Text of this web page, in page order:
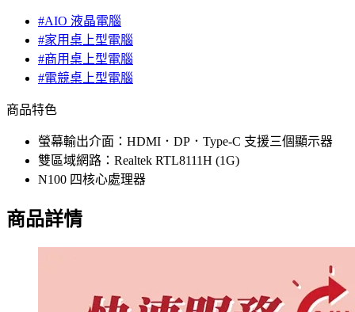
#AIO 液晶電腦
#家用桌上型電腦
#商用桌上型電腦
#電競桌上型電腦
商品特色
螢幕輸出介面：HDMI．DP．Type-C 支援三個顯示器
雙區域網路：Realtek RTL8111H (1G)
N100 四核心處理器
商品詳情